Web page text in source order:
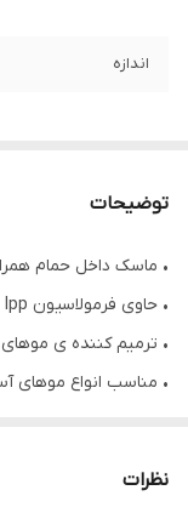
اندازه
توضیحات
• ماسک داخل حمام
• حاوی فرمولاسیون lpp و‌ پروتئین رسانی قوی
• ترمیم کننده ی
• مناسب انواع موهای
• ایجاد تعادل رطوبت
نظرات